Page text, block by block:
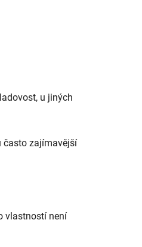
u jiných
často zajímavější
vlastností není